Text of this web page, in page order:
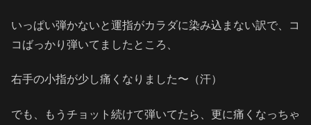
いっぱい弾かないと運指がカラダに染み込まない訳で、コ
コばっかり弾いてましたところ、
右手の小指が少し痛くなりました〜（汗）
でも、もうチョット続けて弾いてたら、更に痛くなっちゃ